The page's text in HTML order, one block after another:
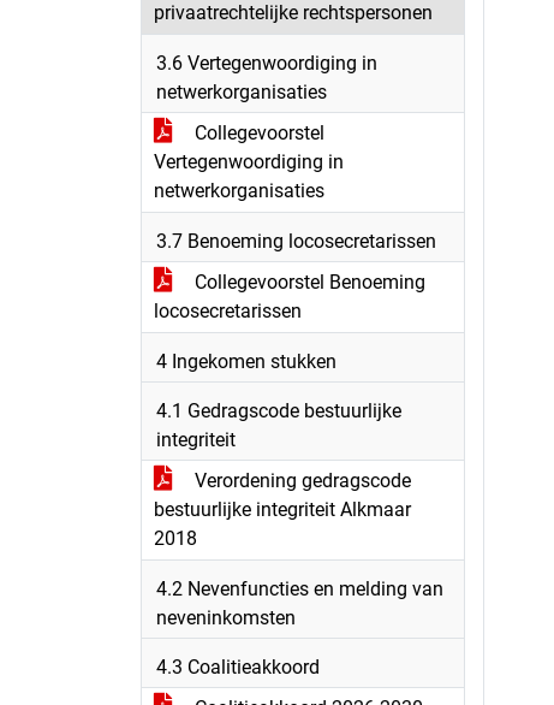
privaatrechtelijke rechtspersonen
3.6 Vertegenwoordiging in
netwerkorganisaties
Collegevoorstel
Vertegenwoordiging in
netwerkorganisaties
3.7 Benoeming locosecretarissen
Collegevoorstel Benoeming
locosecretarissen
4 Ingekomen stukken
4.1 Gedragscode bestuurlijke
integriteit
Verordening gedragscode
bestuurlijke integriteit Alkmaar
2018
4.2 Nevenfuncties en melding van
neveninkomsten
4.3 Coalitieakkoord